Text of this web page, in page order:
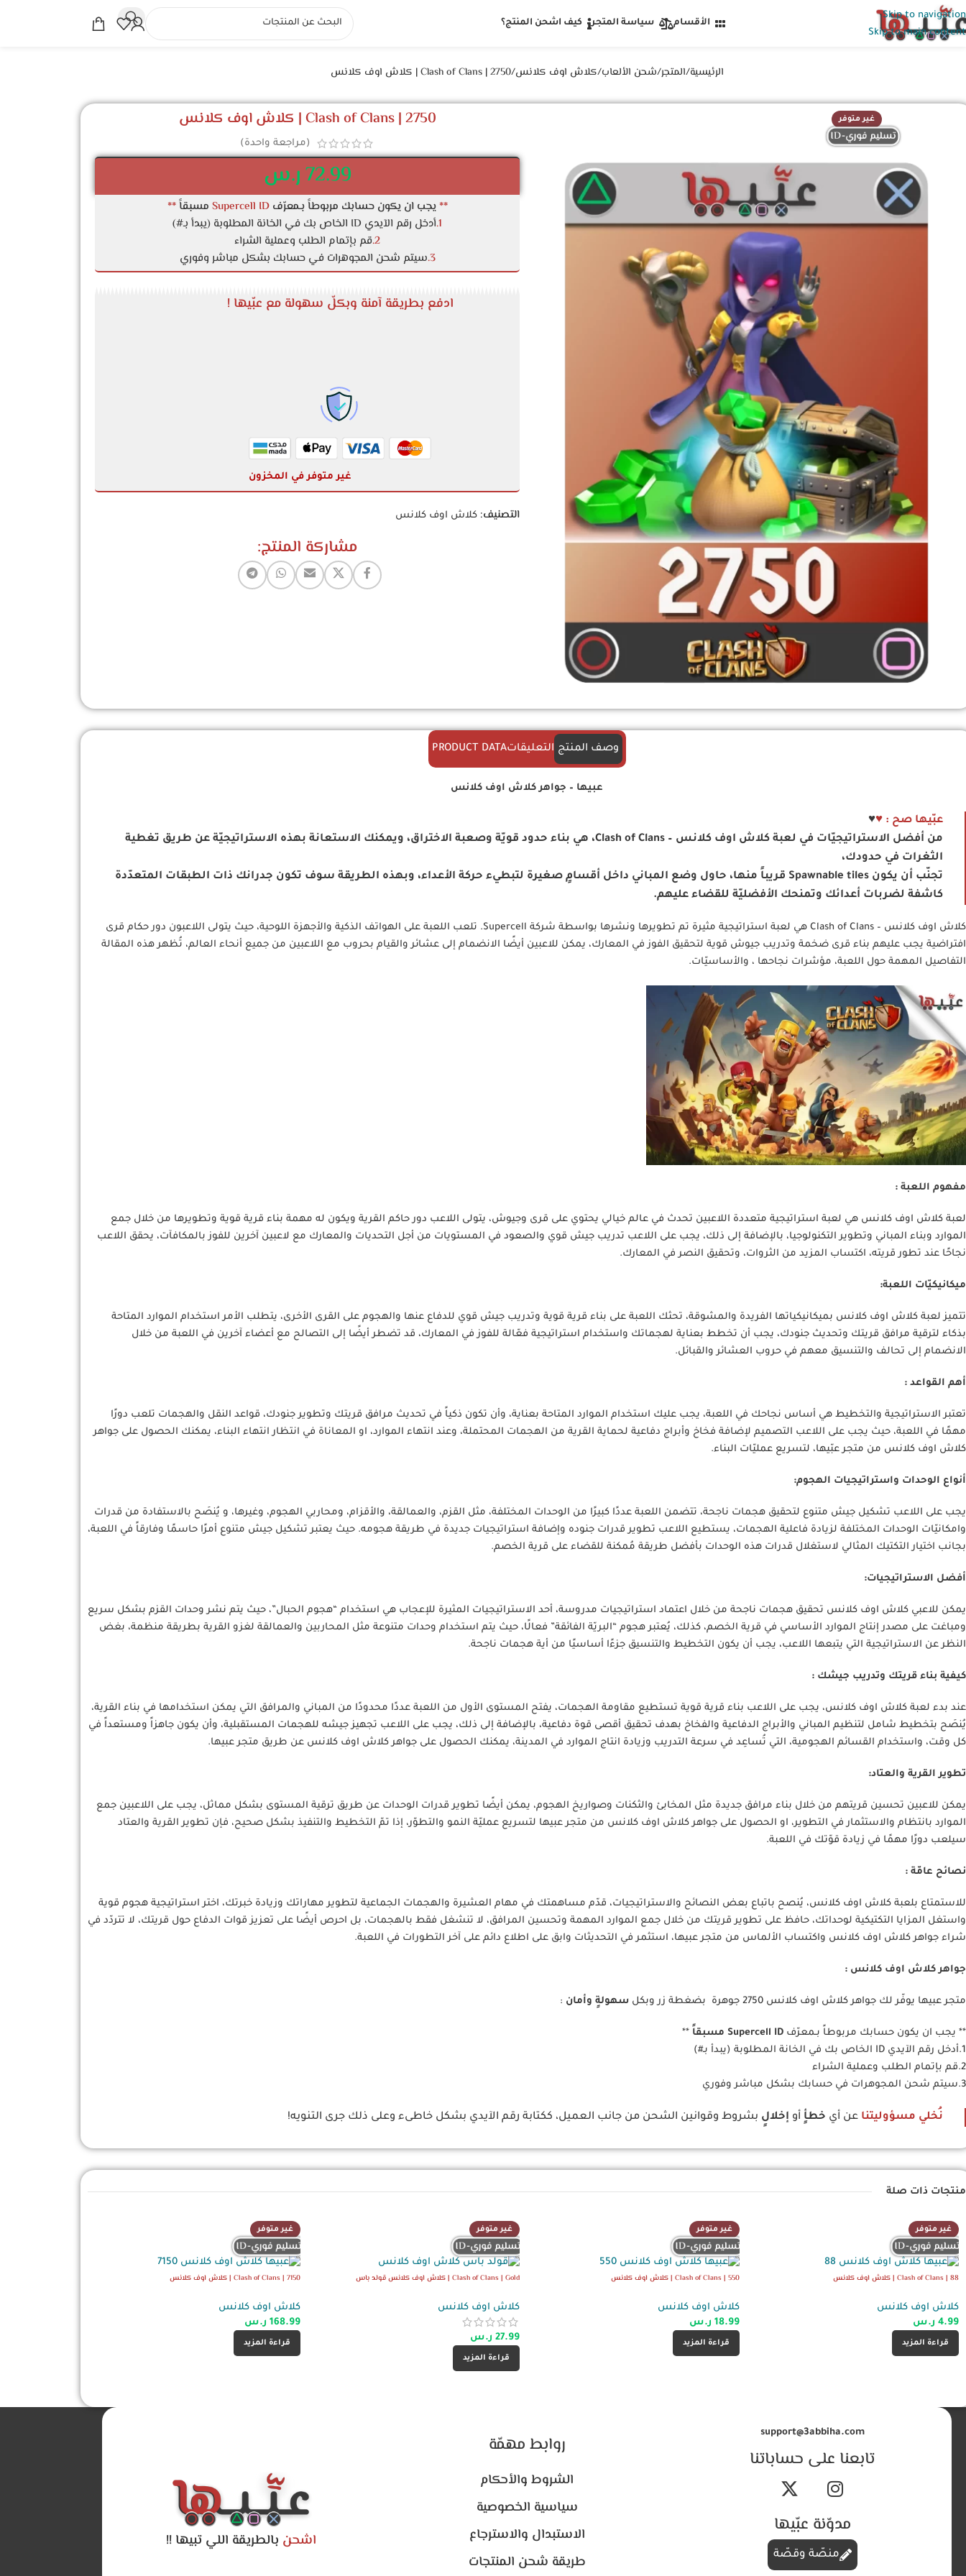
Skip to navigation
Skip to main content
الأقسام سياسة المتجر كيف اشحن المنتج؟
الرئيسية المتجر شحن الألعاب كلاش اوف كلانس Clash of Clans | 2750 | كلاش اوف كلانس
غير متوفر
تسليم فوري-ID
Clash of Clans | 2750 | كلاش اوف كلانس
(مراجعة واحدة)
72.99ر.س
**يجب ان يكون حسابك مربوطاً بـمعرّفSupercell ID مسبقاً**
1.أدخل رقم الآيدي ID الخاص بك في الخانة المطلوبة (يبدأ بـ#)
2.قم بإتمام الطلب وعملية الشراء
3.سيتم شحن المجوهرات في حسابك بشكل مباشر وفوري
ادفع بطريقة آمنة وبكلّ سهولة مع عبّيها !
غير متوفر في المخزون
التصنيف: كلاش اوف كلانس
مشاركة المنتج:
وصف المنتج التعليقاتPRODUCT DATA
عبيها – جواهر كلاش اوف كلانس
عبّيها صح : ♥
♥
من أفضل الاستراتيجيّات في لعبة كلاش اوف كلانس – Clash of Clans، هي بناء حدود قويّة وصعبة الاختراق، ويمكنك الاستعانة بهذه الاستراتيجيّة عن طريق تغطية
الثغرات في حدودك،
تجنّب أن يكون Spawnable tiles قريباً منها، حاول وضع المباني داخل أقسامٍ صغيرة لتبطيء حركة الأعداء، وبهذه الطريقة سوف تكون جدرانك ذات الطبقات المتعدّدة
كاشفة لضربات أعدائك وتمنحك الأفضليّة للقضاء عليهم.
كلاش اوف كلانس – Clash of Clans هي لعبة استراتيجية مثيرة تم تطويرها ونشرها بواسطة شركة Supercell. تلعب اللعبة على الهواتف الذكية والأجهزة اللوحية، حيث يتولى اللاعبون دور حكام قرى
افتراضية يجب عليهم بناء قرى ضخمة وتدريب جيوش قوية لتحقيق الفوز في المعارك، يمكن للاعبين أيضًا الانضمام إلى عشائر والقيام بحروب مع اللاعبين من جميع أنحاء العالم، تُظهر هذه المقالة
التفاصيل المهمة حول اللعبة، مؤشرات نجاحها ، والأساسيّات.
مفهوم اللعبة :
لعبة كلاش اوف كلانس هي لعبة استراتيجية متعددة اللاعبين تحدث في عالم خيالي يحتوي على قرى وجيوش، يتولى اللاعب دور حاكم القرية ويكون له مهمة بناء قرية قوية وتطويرها من خلال جمع
الموارد وبناء المباني وتطوير التكنولوجيا، بالإضافة إلى ذلك، يجب على اللاعب تدريب جيش قوي والصعود في المستويات من أجل التحديات والمعارك مع لاعبين آخرين للفوز بالمكافآت، يحقق اللاعب
نجاحًا عند تطور قريته، اكتساب المزيد من الثروات، وتحقيق النصر في المعارك.
ميكانيكيّات اللعبة:
تتميز لعبة كلاش اوف كلانس بميكانيكياتها الفريدة والمشوقة، تحثك اللعبة على بناء قرية قوية وتدريب جيش قوي للدفاع عنها والهجوم على القرى الأخرى، يتطلب الأمر استخدام الموارد المتاحة
بذكاء لترقية مرافق قريتك وتحديث جنودك، يجب أن تخطط بعناية لهجماتك واستخدام استراتيجية فعّالة للفوز في المعارك، قد تضطر أيضًا إلى التصالح مع أعضاء آخرين في اللعبة من خلال
الانضمام إلى تحالف والتنسيق معهم في حروب العشائر والقبائل.
أهم القواعد :
تعتبر الاستراتيجية والتخطيط هي أساس نجاحك في اللعبة، يجب عليك استخدام الموارد المتاحة بعناية، وأن تكون ذكياً في تحديث مرافق قريتك وتطوير جنودك، قواعد النقل والهجمات تلعب دورًا
مهمًا في اللعبة، حيث يجب على اللاعب التصميم لإضافة فخاخ وأبراج دفاعية لحماية القرية من الهجمات المحتملة، وعند انتهاء الموارد، او المعاناة في انتظار انتهاء البناء، يمكنك الحصول على جواهر
كلاش اوف كلانس من متجر عبّيها، لتسريع عمليّات البناء.
أنواع الوحدات واستراتيجيات الهجوم:
يجب على اللاعب تشكيل جيش متنوع لتحقيق هجمات ناجحة، تتضمن اللعبة عددًا كبيرًا من الوحدات المختلفة، مثل القزم، والعمالقة، والأقزام، ومحاربي الهجوم، وغيرها، و يُنصَح بالاستفادة من قدرات
وامكانيّات الوحدات المختلفة لزيادة فاعلية الهجمات، يستطيع اللاعب تطوير قدرات جنوده وإضافة استراتيجيات جديدة في طريقة هجومه. حيث يعتبر تشكيل جيش متنوع أمرًا حاسمًا وفارقاً في اللعبة،
بجانب اختيار التكتيك المثالي لاستغلال قدرات هذه الوحدات بأفضل طريقة مُمكنة للقضاء على قرية الخصم.
أفضل الاستراتيجيات:
يمكن للاعبي كلاش اوف كلانس تحقيق هجمات ناجحة من خلال اعتماد استراتيجيات مدروسة، أحد الاستراتيجيات المثيرة للإعجاب هي استخدام “هجوم الحبال”، حيث يتم نشر وحدات القزم بشكل سريع
ومباغت على مصدر إنتاج الموارد الأساسي في قرية الخصم، كذلك، يُعتبر هجوم “البريّة الفائقة” فعالًا، حيث يتم استخدام وحدات متنوعة مثل المحاربين والعمالقة لغزو القرية بطريقة منظمة، بغض
النظر عن الاستراتيجية التي يتبعها اللاعب، يجب أن يكون التخطيط والتنسيق جزءًا أساسيًا من أية هجمات ناجحة.
كيفية بناء قريتك وتدريب جيشك :
عند بدء لعبة كلاش اوف كلانس، يجب على اللاعب بناء قرية قوية تستطيع مقاومة الهجمات، يفتح المستوى الأول من اللعبة عددًا محدودًا من المباني والمرافق التي يمكن استخدامها في بناء القرية،
يُنصَح بتخطيط شامل لتنظيم المباني والأبراج الدفاعية والفخاخ بهدف تحقيق أقصى قوة دفاعية، بالإضافة إلى ذلك، يجب على اللاعب تجهيز جيشه للهجمات المستقبلية، وأن يكون جاهزاً ومستعداً في
كل وقت، واستخدام القسائم الهجومية، التي تُساعِد في سرعة التدريب وزيادة انتاج الموارد في المدينة، يمكنك الحصول على جواهر كلاش اوف كلانس عن طريق متجر عبيها.
تطوير القرية والعتاد:
يمكن للاعبين تحسين قريتهم من خلال بناء مرافق جديدة مثل المخابئ والثكنات وصواريخ الهجوم، يمكن أيضًا تطوير قدرات الوحدات عن طريق ترقية المستوى بشكل مماثل، يجب على اللاعبين جمع
الموارد بانتظام والاستثمار في التطوير، او الحصول على جواهر كلاش اوف كلانس من متجر عبيها لتسريع عمليّة النمو والتطوّر، إذا تمّ التخطيط والتنفيذ بشكل صحيح، فإن تطوير القرية والعتاد
سيلعب دورًا مهمًا في زيادة قوّتك في اللعبة.
نصائح عامّة :
للاستمتاع بلعبة كلاش اوف كلانس، يُنصح باتباع بعض النصائح والاستراتيجيات، قدّم مساهمتك في مهام العشيرة والهجمات الجماعية لتطوير مهاراتك وزيادة خبرتك، اختر استراتيجية هجوم قوية
واستغل المزايا التكتيكية لوحداتك، حافظ على تطوير قريتك من خلال جمع الموارد المهمة وتحسين المرافق، لا تنشغل فقط بالهجمات، بل احرص أيضًا على تعزيز قوات الدفاع حول قريتك، لا تتردّد في
شراء جواهر كلاش اوف كلانس واكتساب الألماس من متجر عبيها، استثمر في التحديثات وابق على اطلاع دائم على آخر التطورات في اللعبة.
جواهر كلاش اوف كلانس :
متجر عبيها يوفّر لك جواهر كلاش اوف كلانس 2750 جوهرة بضغطة زر وبكل سهولةٍ وأمان :
** يجب ان يكون حسابك مربوطاً بـمعرّف Supercell ID مسبقاً
**
1.أدخل رقم الآيدي ID الخاص بك في الخانة المطلوبة (يبدأ بـ#)
2.قم بإتمام الطلب وعملية الشراء
3.سيتم شحن المجوهرات في حسابك بشكل مباشر وفوري
نُخلي مسؤوليتنا عن أي خطأٍ أو إخلالٍ بشروط وقوانين الشحن من جانب العميل، ككتابة رقم الآيدي بشكل خاطىء وعلى ذلك جرى التنويه!
منتجات ذات صلة
غير متوفر
تسليم فوري-ID
Clash of Clans | 88 | كلاش اوف كلانس
كلاش اوف كلانس
4.99 ر.س
قراءة المزيد
غير متوفر
تسليم فوري-ID
Clash of Clans | 550 | كلاش اوف كلانس
كلاش اوف كلانس
18.99 ر.س
قراءة المزيد
غير متوفر
تسليم فوري-ID
Clash of Clans | Gold | كلاش اوف كلانس قولد باس
كلاش اوف كلانس
27.99 ر.س
قراءة المزيد
غير متوفر
تسليم فوري-ID
Clash of Clans | 7150 | كلاش اوف كلانس
كلاش اوف كلانس
168.99 ر.س
قراءة المزيد
support@3abbiha.com
تابعنا على حساباتنا
مدوّنة عبّيها
منصّة وقصّة
روابط مهمّة
الشروط والأحكام
سياسية الخصوصية
الاستبدال والاسترجاع
طريقة شحن المنتجات
اشحن بالطريقة اللي تبيها !!